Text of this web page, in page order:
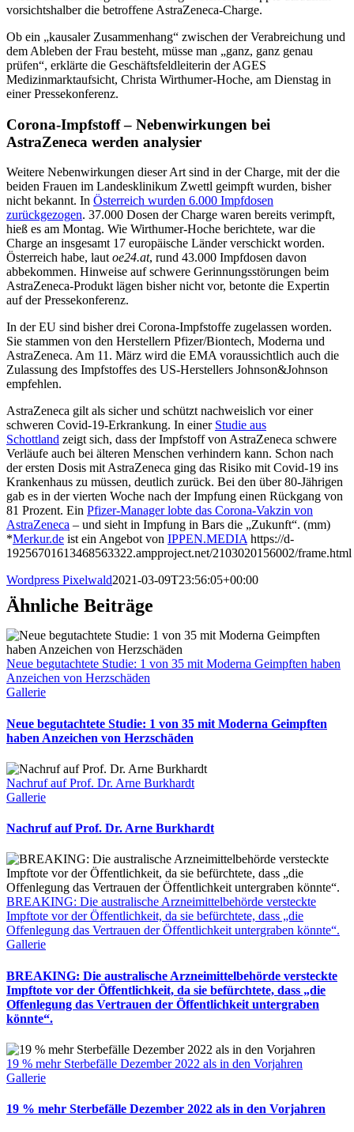
vorsichtshalber die betroffene AstraZeneca-Charge.
Ob ein „kausaler Zusammenhang“ zwischen der Verabreichung und
dem Ableben der Frau besteht, müsse man „ganz, ganz genau
prüfen“, erklärte die Geschäftsfeldleiterin der AGES
Medizinmarktaufsicht, Christa Wirthumer-Hoche, am Dienstag in
einer Pressekonferenz.
Corona-Impfstoff – Nebenwirkungen bei
AstraZeneca werden analysier
Weitere Nebenwirkungen dieser Art sind in der Charge, mit der die
beiden Frauen im Landesklinikum Zwettl geimpft wurden, bisher
nicht bekannt. In Österreich wurden 6.000 Impfdosen
zurückgezogen. 37.000 Dosen der Charge waren bereits verimpft,
hieß es am Montag. Wie Wirthumer-Hoche berichtete, war die
Charge an insgesamt 17 europäische Länder verschickt worden.
Österreich habe, laut oe24.at, rund 43.000 Impfdosen davon
abbekommen. Hinweise auf schwere Gerinnungsstörungen beim
AstraZeneca-Produkt lägen bisher nicht vor, betonte die Expertin
auf der Pressekonferenz.
In der EU sind bisher drei Corona-Impfstoffe zugelassen worden.
Sie stammen von den Herstellern Pfizer/Biontech, Moderna und
AstraZeneca. Am 11. März wird die EMA voraussichtlich auch die
Zulassung des Impfstoffes des US-Herstellers Johnson&Johnson
empfehlen.
AstraZeneca gilt als sicher und schützt nachweislich vor einer
schweren Covid-19-Erkrankung. In einer Studie aus
Schottland zeigt sich, dass der Impfstoff von AstraZeneca schwere
Verläufe auch bei älteren Menschen verhindern kann. Schon nach
der ersten Dosis mit AstraZeneca ging das Risiko mit Covid-19 ins
Krankenhaus zu müssen, deutlich zurück. Bei den über 80-Jährigen
gab es in der vierten Woche nach der Impfung einen Rückgang von
81 Prozent. Ein Pfizer-Manager lobte das Corona-Vakzin von
AstraZeneca – und sieht in Impfung in Bars die „Zukunft“. (mm)
*Merkur.de ist ein Angebot von IPPEN.MEDIA https://d-
19256701613468563322.ampproject.net/2103020156002/frame.html
Wordpress Pixelwald2021-03-09T23:56:05+00:00
Ähnliche Beiträge
Neue begutachtete Studie: 1 von 35 mit Moderna Geimpften haben
Anzeichen von Herzschäden
Gallerie
Neue begutachtete Studie: 1 von 35 mit Moderna Geimpften
haben Anzeichen von Herzschäden
Nachruf auf Prof. Dr. Arne Burkhardt
Gallerie
Nachruf auf Prof. Dr. Arne Burkhardt
BREAKING: Die australische Arzneimittelbehörde versteckte
Impftote vor der Öffentlichkeit, da sie befürchtete, dass „die
Offenlegung das Vertrauen der Öffentlichkeit untergraben könnte“.
Gallerie
BREAKING: Die australische Arzneimittelbehörde versteckte
Impftote vor der Öffentlichkeit, da sie befürchtete, dass „die
Offenlegung das Vertrauen der Öffentlichkeit untergraben
könnte“.
19 % mehr Sterbefälle Dezember 2022 als in den Vorjahren
Gallerie
19 % mehr Sterbefälle Dezember 2022 als in den Vorjahren